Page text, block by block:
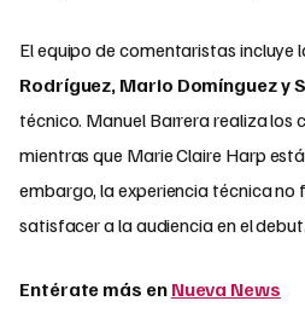
El equipo de comentaristas incluye
Rodríguez, Mario Domínguez y
técnico. Manuel Barrera realiza los
mientras que Marie Claire Harp
embargo, la experiencia técnica no
satisfacer a la audiencia en el debut.
Entérate más en Nueva News